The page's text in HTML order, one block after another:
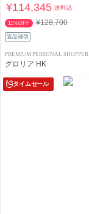
¥114,345 送料込
11%OFF ¥128,700
返品補償
PREMIUM PERSONAL SHOPPER
グロリア HK
タイムセール